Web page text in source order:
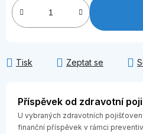
Tisk Zeptat se
Příspěvek od zdravotní
U vybraných zdravotních
finanční příspěvek v rámci